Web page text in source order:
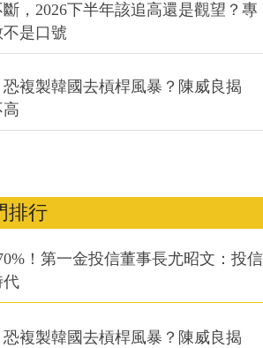
，2026下半年該追高還是觀望？專
是口號
複製韓國去槓桿風暴？陳威良揭
高
排行
！第一金投信董事長尤昭文：投信
代
複製韓國去槓桿風暴？陳威良揭